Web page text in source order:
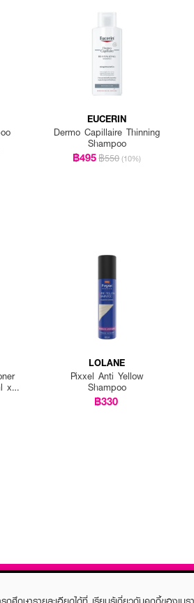
EUCERIN
Dermo Capillaire Thinning
Shampoo
฿495฿550 (10%)
x
LOLANE
Pixxel Anti Yellow
Shampoo
฿330